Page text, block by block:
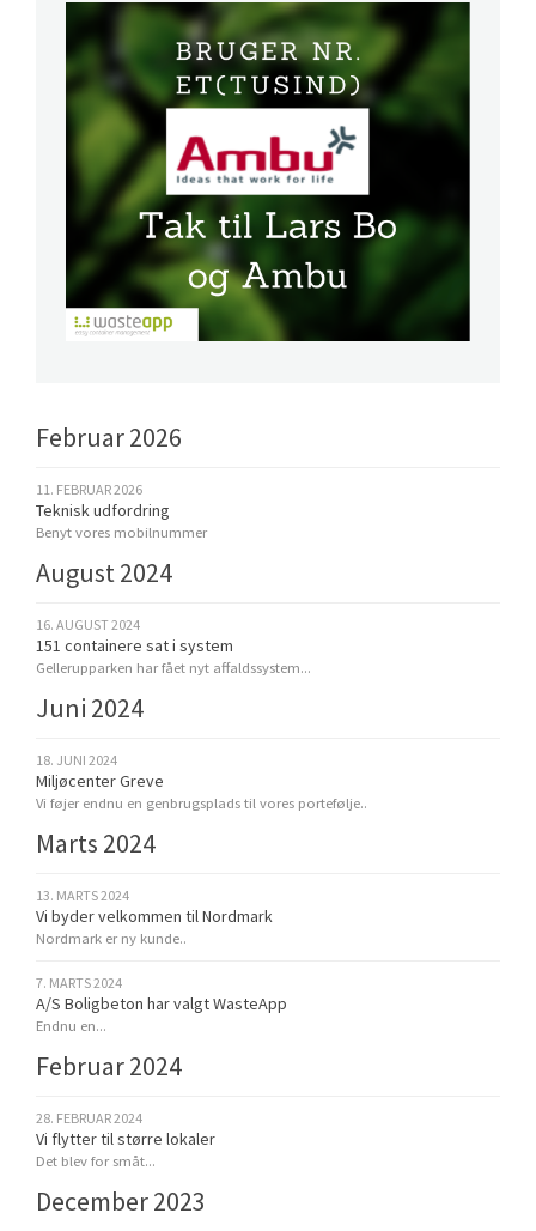
Februar 2026
11. FEBRUAR 2026
Teknisk udfordring
Benyt vores mobilnummer
August 2024
16. AUGUST 2024
151 containere sat i system
Gellerupparken har fået nyt affaldssystem...
Juni 2024
18. JUNI 2024
Miljøcenter Greve
Vi føjer endnu en genbrugsplads til vores portefølje..
Marts 2024
13. MARTS 2024
Vi byder velkommen til Nordmark
Nordmark er ny kunde..
7. MARTS 2024
A/S Boligbeton har valgt WasteApp
Endnu en...
Februar 2024
28. FEBRUAR 2024
Vi flytter til større lokaler
Det blev for småt...
December 2023